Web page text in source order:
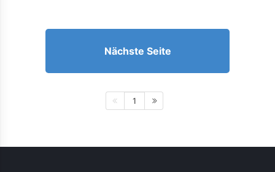
Nächste Seite
1